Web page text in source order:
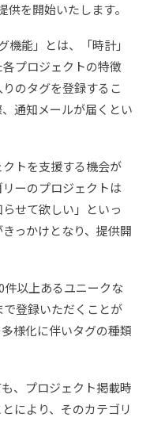
を開始いたします。
機能」とは、「時計」
プロジェクトの特徴
のタグを登録するこ
通知メールが届くとい
トを支援する機会が
ーのプロジェクトは
せて欲しい」といっ
っかけとなり、提供開
件以上あるユニークな
登録いただくことが
様化に伴いタグの種類
、プロジェクト掲載時
により、そのカテゴリ